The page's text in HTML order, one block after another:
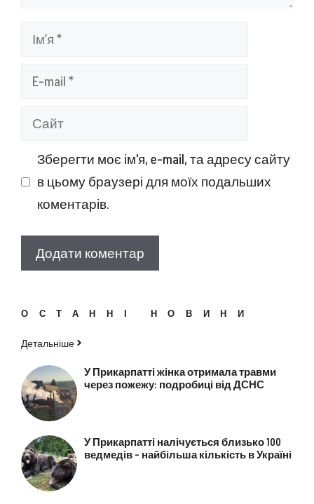
Ім’я
Сайт
Зберегти моє ім'я, e-mail, та адресу сайту
в цьому браузері для моїх подальших
коментарів.
ОСТАННІ НОВИНИ
Детальніше
У Прикарпатті жінка отримала травми
через пожежу: подробиці від ДСНС
У Прикарпатті налічується близько 100
ведмедів – найбільша кількість в Україні